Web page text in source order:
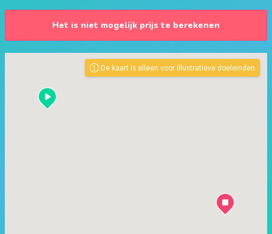
Het is niet mogelijk prijs te berekenen
De kaart is alleen voor illustratieve doeleinden